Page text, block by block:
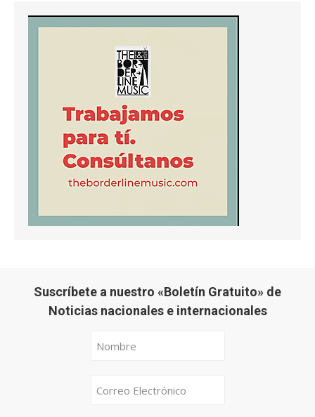
Suscríbete a nuestro «Boletín Gratuito» de
Noticias nacionales e internacionales